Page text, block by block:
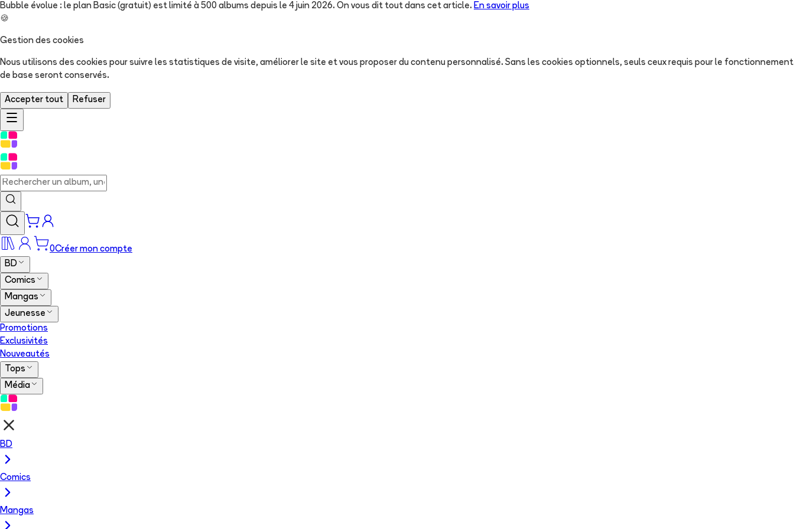
Bubble évolue : le plan Basic (gratuit) est limité à 500 albums depuis le 4 juin 2026. On vous dit tout dans cet article. En savoir plus
🍪
Gestion des cookies
Nous utilisons des cookies pour suivre les statistiques de visite, améliorer le site et vous proposer du contenu personnalisé. Sans les cookies optionnels, seuls ceux requis pour le fonctionnement
de base seront conservés.
Accepter tout Refuser
0Créer mon compte
BD
Comics
Mangas
Jeunesse
Promotions
Exclusivités
Nouveautés
Tops
Média
BD
Comics
Mangas